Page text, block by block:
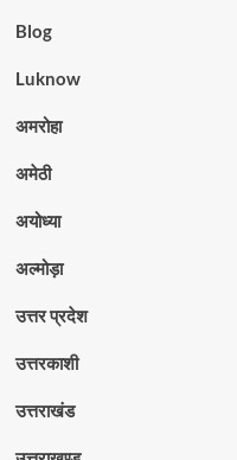
Blog
Luknow
अमरोहा
अमेठी
अयोध्या
अल्मोड़ा
उत्तर प्रदेश
उत्तरकाशी
उत्तराखंड